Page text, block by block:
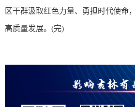
区干群汲取红色力量、勇担时代使命
高质量发展。(完)